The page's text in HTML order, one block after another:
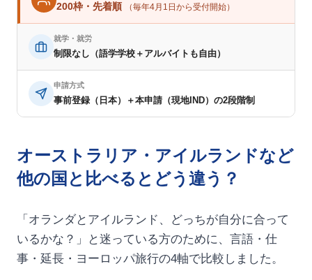
200枠・先着順 （毎年4月1日から受付開始）
就学・就労
制限なし（語学学校＋アルバイトも自由）
申請方式
事前登録（日本）＋本申請（現地IND）の2段階制
オーストラリア・アイルランドなど
他の国と比べるとどう違う？
「オランダとアイルランド、どっちが自分に合って
いるかな？」と迷っている方のために、言語・仕
事・延長・ヨーロッパ旅行の4軸で比較しました。